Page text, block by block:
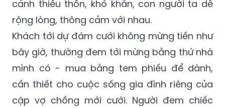
cảnh thiếu thốn, khó khăn, con người ta dễ
rộng lòng, thông cảm với nhau.
Khách tới dự đám cưới không mừng tiền như
bây giờ, thường đem tới mừng bằng thứ nhà
mình có - mua bằng tem phiếu để dành,
cần thiết cho cuộc sống gia đình riêng của
cặp vợ chồng mới cưới. Người đem chiếc